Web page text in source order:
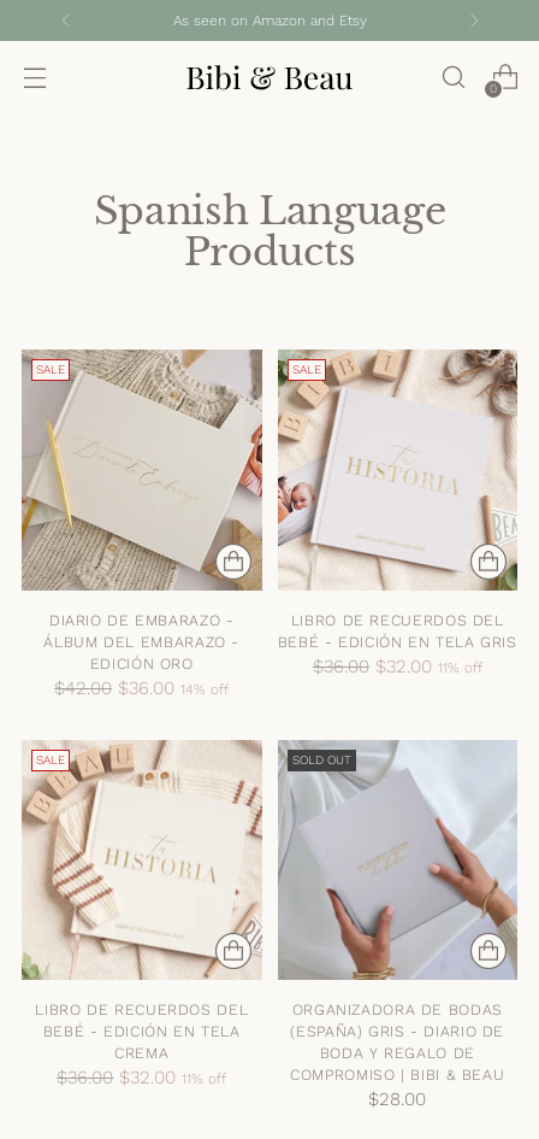
As seen on Amazon and Etsy
0
Spanish Language
Products
SALE
DIARIO DE EMBARAZO -
ÁLBUM DEL EMBARAZO -
EDICIÓN ORO
Regular
$42.00 $36.00 14% off
SALE
LIBRO DE RECUERDOS DEL
BEBÉ - EDICIÓN EN TELA GRIS
Regular
$36.00 $32.00 11% off
SALE
LIBRO DE RECUERDOS DEL
BEBÉ - EDICIÓN EN TELA
CREMA
Regular
$36.00 $32.00 11% off
SOLD OUT
ORGANIZADORA DE BODAS
(ESPAÑA) GRIS - DIARIO DE
BODA Y REGALO DE
COMPROMISO | BIBI & BEAU
$28.00